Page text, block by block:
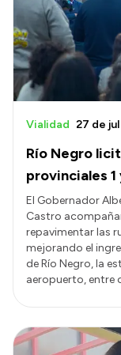
Río Negro
provinciales 1
Vialidad 27 de
El Gobernador
Castro
repavimentar las
mejorando el
de Río Negro, la
aeropuerto, entre